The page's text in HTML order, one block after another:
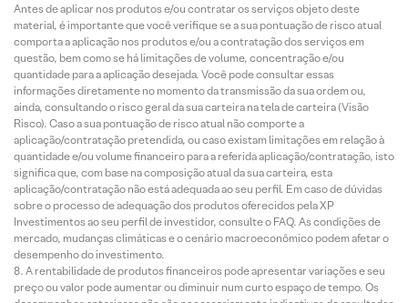
Antes de aplicar nos produtos e/ou contratar os serviços objeto deste
material, é importante que você verifique se a sua pontuação de risco atual
comporta a aplicação nos produtos e/ou a contratação dos serviços em
questão, bem como se há limitações de volume, concentração e/ou
quantidade para a aplicação desejada. Você pode consultar essas
informações diretamente no momento da transmissão da sua ordem ou,
ainda, consultando o risco geral da sua carteira na tela de carteira (Visão
Risco). Caso a sua pontuação de risco atual não comporte a
aplicação/contratação pretendida, ou caso existam limitações em relação à
quantidade e/ou volume financeiro para a referida aplicação/contratação, isto
significa que, com base na composição atual da sua carteira, esta
aplicação/contratação não está adequada ao seu perfil. Em caso de dúvidas
sobre o processo de adequação dos produtos oferecidos pela XP
Investimentos ao seu perfil de investidor, consulte o FAQ. As condições de
mercado, mudanças climáticas e o cenário macroeconômico podem afetar o
desempenho do investimento.
A rentabilidade de produtos financeiros pode apresentar variações e seu
preço ou valor pode aumentar ou diminuir num curto espaço de tempo. Os